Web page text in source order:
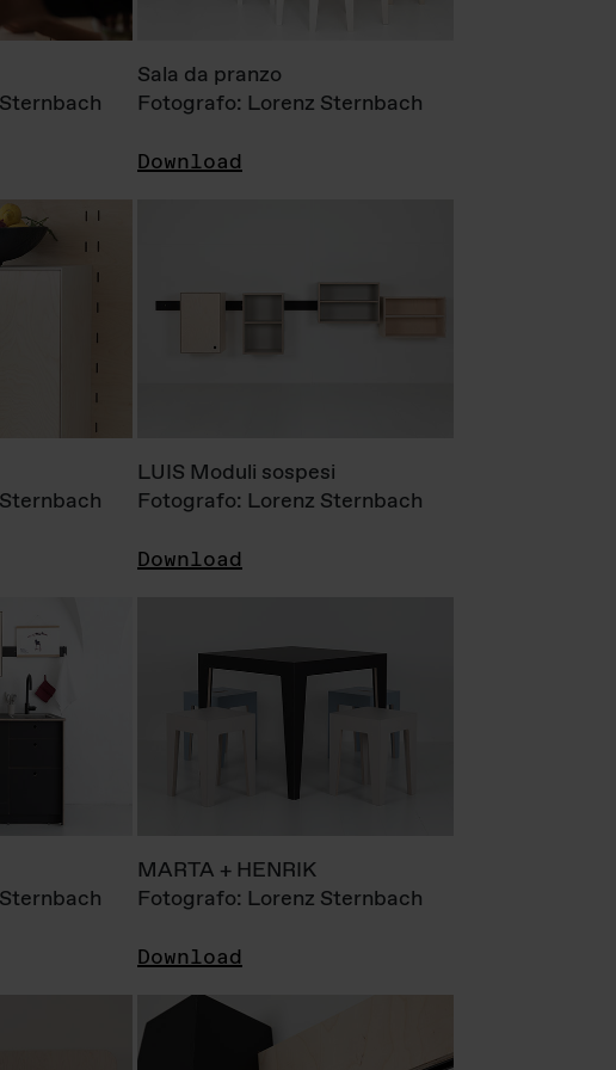
Sala da pranzo
Fotografo: Lorenz Sternbach
Download
LUIS Moduli sospesi
Fotografo: Lorenz Sternbach
Download
MARTA + HENRIK
Fotografo: Lorenz Sternbach
Download